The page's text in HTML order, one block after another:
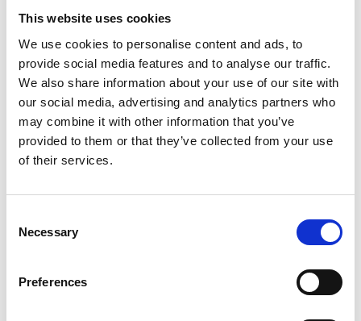
This website uses cookies
We use cookies to personalise content and ads, to
provide social media features and to analyse our traffic.
We also share information about your use of our site with
our social media, advertising and analytics partners who
may combine it with other information that you’ve
provided to them or that they’ve collected from your use
of their services.
Selection
Necessary
Preferences
Køkken og Husholdning Grill
Autocampere - tilbehør